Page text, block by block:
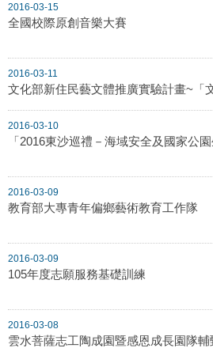
2016-03-15
全國校際原創音樂大賽
2016-03-11
文化部新住民藝文體推廣實驗計畫~「
2016-03-10
「2016東沙巡禮－海域安全及國家公
2016-03-09
教育部大專青年偏鄉藝術教育工作隊
2016-03-09
105年度志願服務基礎訓練
2016-03-08
雲水菩薩志工陶成園暨感恩成長園隊輔